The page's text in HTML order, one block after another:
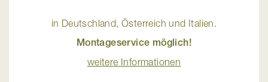
in Deutschland, Österreich und Italien.
Montageservice möglich!
weitere Informationen